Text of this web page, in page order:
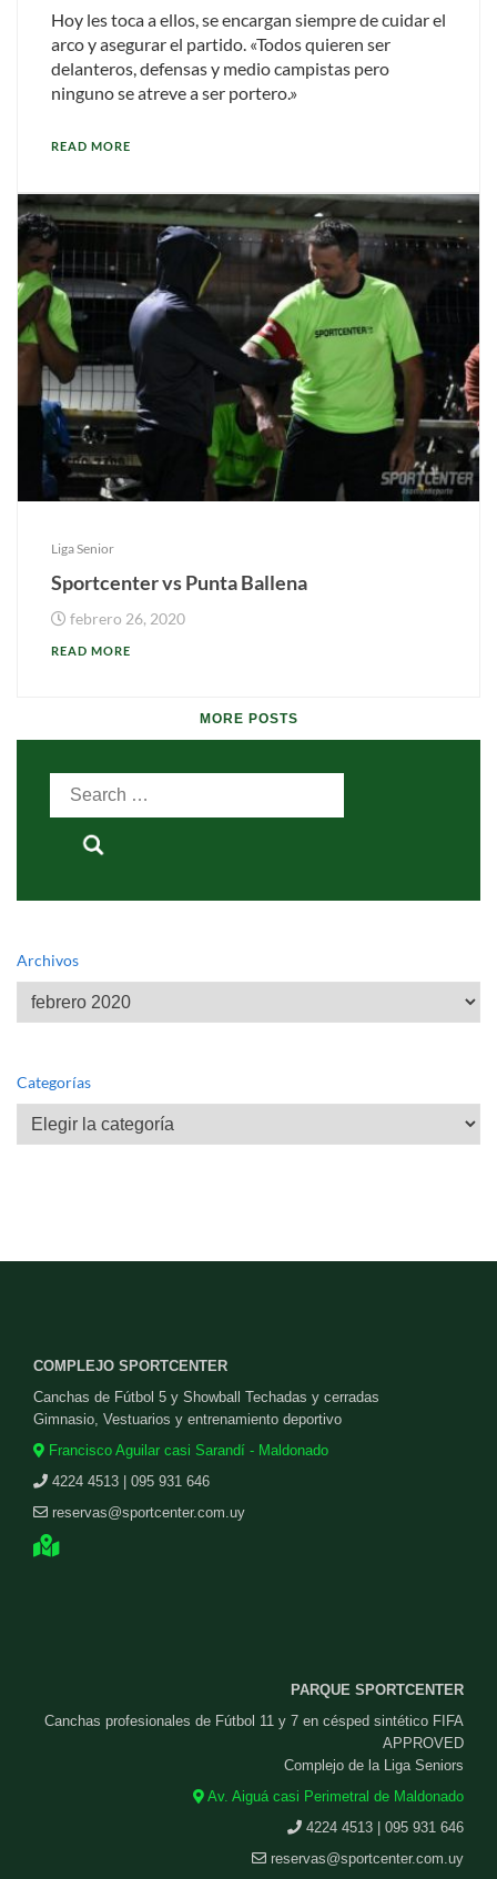
Hoy les toca a ellos, se encargan siempre de cuidar el
arco y asegurar el partido. «Todos quieren ser
delanteros, defensas y medio campistas pero
ninguno se atreve a ser portero.»
READ MORE
Liga Senior
Sportcenter vs Punta Ballena
febrero 26, 2020
READ MORE
MORE POSTS
Search
Archivos
Archivos
Categorías
Categorías
COMPLEJO SPORTCENTER
Canchas de Fútbol 5 y Showball Techadas y cerradas
Gimnasio, Vestuarios y entrenamiento deportivo
Francisco Aguilar casi Sarandí - Maldonado
4224 4513 | 095 931 646
reservas@sportcenter.com.uy
PARQUE SPORTCENTER
Canchas profesionales de Fútbol 11 y 7 en césped sintético FIFA
APPROVED
Complejo de la Liga Seniors
Av. Aiguá casi Perimetral de Maldonado
4224 4513 | 095 931 646
reservas@sportcenter.com.uy